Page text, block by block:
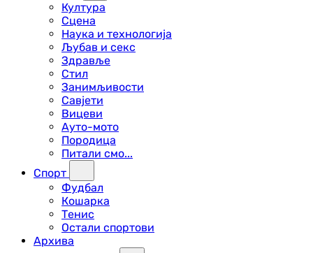
Култура
Сцена
Наука и технологија
Љубав и секс
Здравље
Стил
Занимљивости
Савјети
Вицеви
Ауто-мото
Породица
Питали смо...
Спорт
Фудбал
Кошарка
Тенис
Остали спортови
Архива